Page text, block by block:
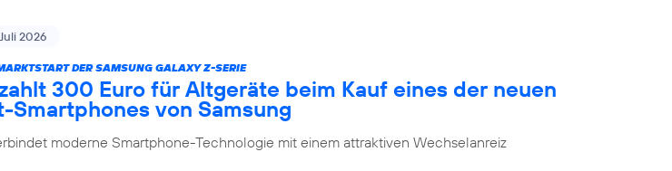
2026
DER SAMSUNG GALAXY Z-SERIE
300 Euro für Altgeräte beim Kauf eines der neuen
Smartphones von Samsung
moderne Smartphone-Technologie mit einem attraktiven Wechselanreiz